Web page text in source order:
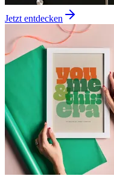
Jetzt entdecken